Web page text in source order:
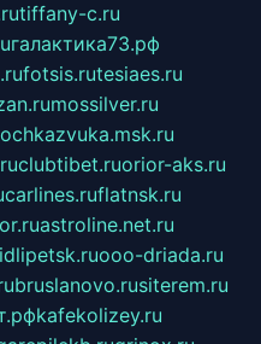
tiffany-c.ru
галактика73.рф
fotsis.rutesiaes.ru
mossilver.ru
clubtibet.ruorior-aks.ru
carlines.ruflatnsk.ru
astroline.net.ru
ooo-driada.ru
bruslanovo.rusiterem.ru
kafekolizey.ru